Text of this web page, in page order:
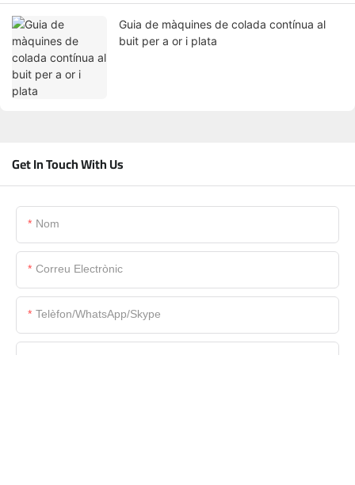
Guia de màquines de colada contínua al
buit per a or i plata
Get In Touch With Us
Nom
Correu Electrònic
Telèfon/WhatsApp/Skype